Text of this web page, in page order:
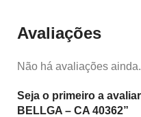
Avaliações
Não há avaliações ainda.
Seja o primeiro a
BELLGA – CA 40362”